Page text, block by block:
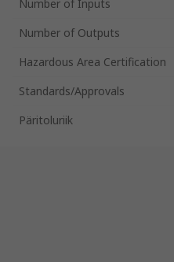
Number of Inputs
Number of Outputs
Hazardous Area Certification
Standards/Approvals
Päritoluriik